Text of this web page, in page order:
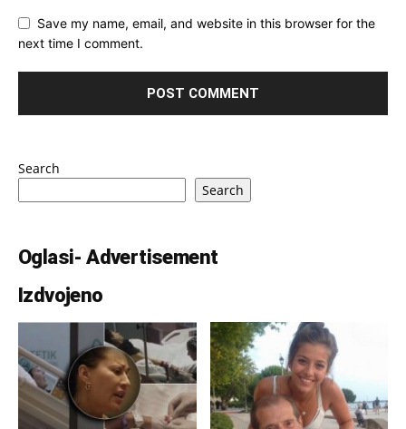
Save my name, email, and website in this browser for the
next time I comment.
Search
Search
Oglasi- Advertisement
Izdvojeno